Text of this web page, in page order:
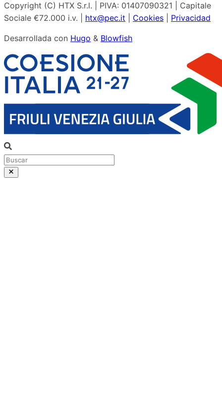
Copyright (C) HTX S.r.l. | PIVA: 01407090321 | Capitale
Sociale €72.000 i.v. | htx@pec.it Cookies Privacidad
Desarrollada con Hugo & Blowfish